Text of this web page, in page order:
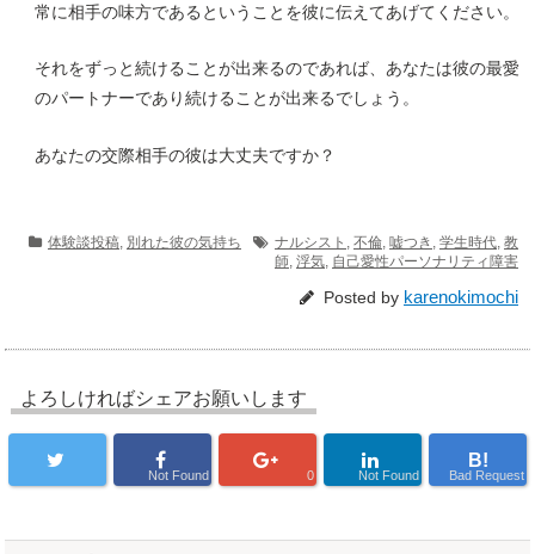
常に相手の味方であるということを彼に伝えてあげてください。
それをずっと続けることが出来るのであれば、あなたは彼の最愛
のパートナーであり続けることが出来るでしょう。
あなたの交際相手の彼は大丈夫ですか？
体験談投稿, 別れた彼の気持ち ナルシスト , 不倫, 嘘つき , 学生時代, 教
師, 浮気, 自己愛性パーソナリティ障害
Posted by karenokimochi
よろしければシェアお願いします
Not Found 0 Not Found
B!
Bad Request